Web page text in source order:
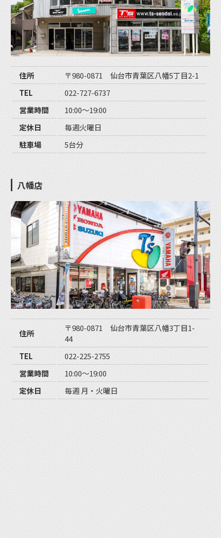
住所
〒980-0871 仙台市青葉区八幡5丁目2-1
TEL
022-727-6737
営業時間
10:00〜19:00
定休日
毎週火曜日
駐車場
5台分
八幡店
住所
〒980-0871 仙台市青葉区八幡3丁目1-
44
TEL
022-225-2755
営業時間
10:00〜19:00
定休日
毎週 月・火曜日